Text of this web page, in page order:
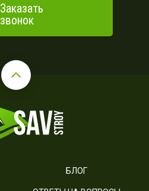
Заказать
звонок
БЛОГ